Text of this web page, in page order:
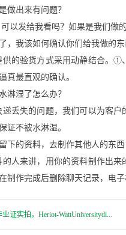
做出来有问题？
以发给我看吗？如果是我们做
，我该如何确认你们给我做的
供的验货方式采用动静结合。
真最直观的确认。
淋湿了怎么办？
丢失的问题，我们可以为客
证不被水淋湿。
下的资料，去制作其他人的东西
人来讲，用你的资料制作出
制作完成后删除聊天记录，电
证实拍，Heriot-WattUniversitydi...